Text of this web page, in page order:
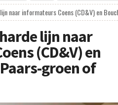
naar informateurs Coens (CD&V) en
lijn naar
(CD&V) en
groen of